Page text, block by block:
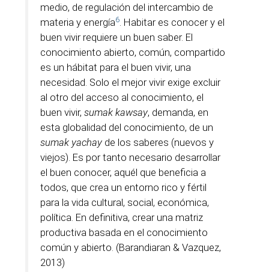
medio, de regulación del intercambio de
materia y energía6. Habitar es conocer y el
buen vivir requiere un buen saber. El
conocimiento abierto, común, compartido
es un hábitat para el buen vivir, una
necesidad. Solo el mejor vivir exige excluir
al otro del acceso al conocimiento, el
buen vivir, sumak kawsay, demanda, en
esta globalidad del conocimiento, de un
sumak yachayde los saberes (nuevos y
viejos). Es por tanto necesario desarrollar
el buen conocer, aquél que beneficia a
todos, que crea un entorno rico y fértil
para la vida cultural, social, económica,
política. En definitiva, crear una matriz
productiva basada en el conocimiento
común y abierto. (Barandiaran & Vazquez,
2013)